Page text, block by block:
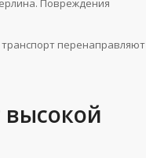
Повреждения
перенаправляют